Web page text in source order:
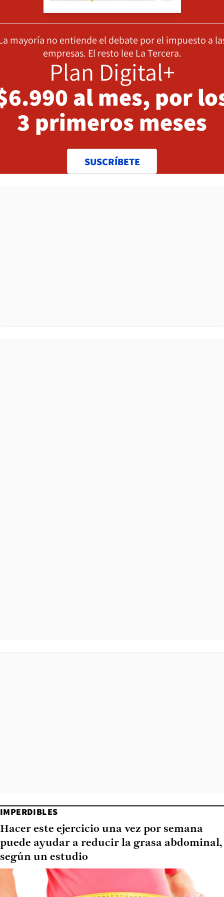
mayoría no entiende el debate por el impuesto a
empresas. El resto lee La Tercera.
Plan Digital+
al mes, por
3 primeros meses
SUSCRÍBETE
IMPERDIBLES
Hacer este ejercicio una vez por semana
puede ayudar a reducir la grasa abdominal,
según un estudio